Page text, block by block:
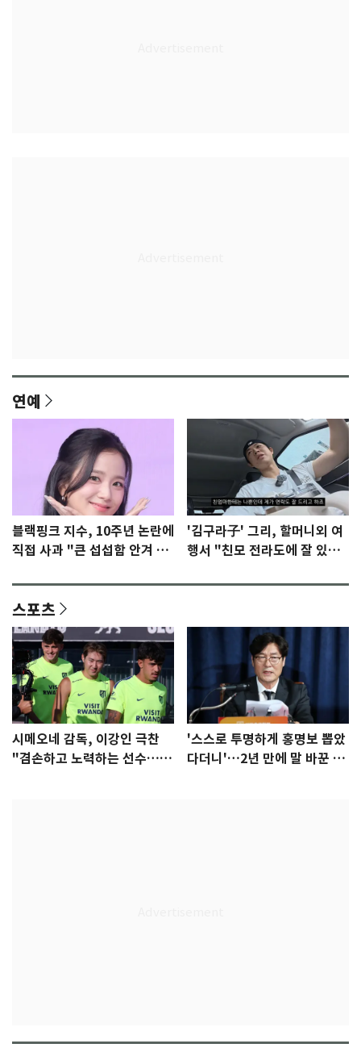
연예
블랙핑크 지수, 10주년 논란에
직접 사과 "큰 섭섭함 안겨 미
'김구라子' 그리, 할머니외 여
행서 "친모 전라도에 잘 있
스포츠
시메오네 감독, 이강인 극찬
"겸손하고 노력하는 선수…좋
'스스로 투명하게 홍명보 뽑았
다더니'…2년 만에 말 바꾼 이